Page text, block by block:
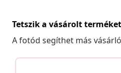
Tetszik a vásárolt
A fotód segíthet más